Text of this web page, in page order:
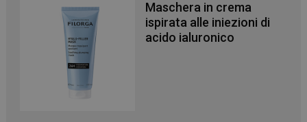
Maschera in crema
ispirata alle iniezioni di
acido ialuronico